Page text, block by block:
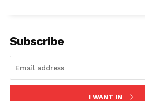
Subscribe
I WANT IN